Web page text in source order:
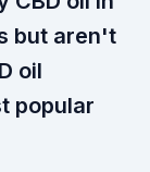
but aren't
oil
popular